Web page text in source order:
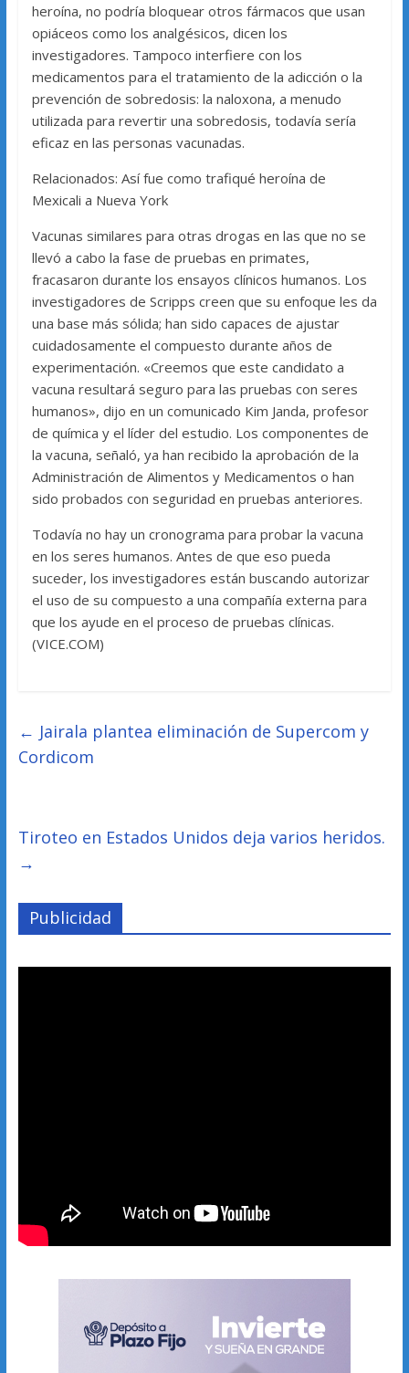
heroína, no podría bloquear otros fármacos que usan
opiáceos como los analgésicos, dicen los
investigadores. Tampoco interfiere con los
medicamentos para el tratamiento de la adicción o la
prevención de sobredosis: la naloxona, a menudo
utilizada para revertir una sobredosis, todavía sería
eficaz en las personas vacunadas.
Relacionados: Así fue como trafiqué heroína de
Mexicali a Nueva York
Vacunas similares para otras drogas en las que no se
llevó a cabo la fase de pruebas en primates,
fracasaron durante los ensayos clínicos humanos. Los
investigadores de Scripps creen que su enfoque les da
una base más sólida; han sido capaces de ajustar
cuidadosamente el compuesto durante años de
experimentación. «Creemos que este candidato a
vacuna resultará seguro para las pruebas con seres
humanos», dijo en un comunicado Kim Janda, profesor
de química y el líder del estudio. Los componentes de
la vacuna, señaló, ya han recibido la aprobación de la
Administración de Alimentos y Medicamentos o han
sido probados con seguridad en pruebas anteriores.
Todavía no hay un cronograma para probar la vacuna
en los seres humanos. Antes de que eso pueda
suceder, los investigadores están buscando autorizar
el uso de su compuesto a una compañía externa para
que los ayude en el proceso de pruebas clínicas.
(VICE.COM)
← Jairala plantea eliminación de Supercom y
Cordicom
Tiroteo en Estados Unidos deja varios heridos.
→
Publicidad